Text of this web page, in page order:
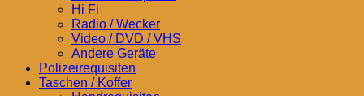
Hi Fi
Radio / Wecker
Video / DVD / VHS
Andere Geräte
Polizeirequisiten
Taschen / Koffer